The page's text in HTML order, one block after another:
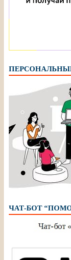
ЧАТ-БОТ